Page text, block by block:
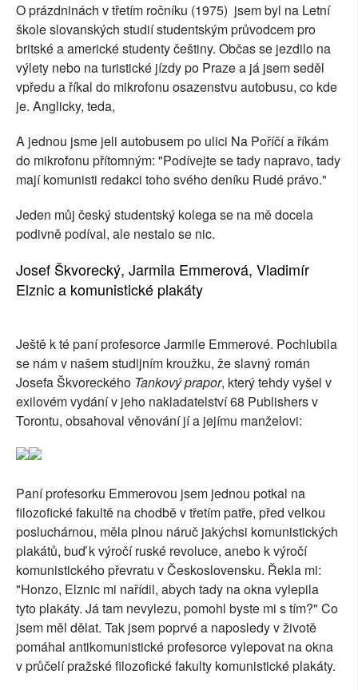
O prázdninách v třetím ročníku (1975) jsem byl na Letní
škole slovanských studií studentským průvodcem pro
britské a americké studenty češtiny. Občas se jezdilo na
výlety nebo na turistické jízdy po Praze a já jsem seděl
vpředu a říkal do mikrofonu osazenstvu autobusu, co kde
je. Anglicky, teda,
A jednou jsme jeli autobusem po ulici Na Poříčí a říkám
do mikrofonu přítomným: "Podívejte se tady napravo, tady
mají komunisti redakci toho svého deníku Rudé právo."
Jeden můj český studentský kolega se na mě docela
podivně podíval, ale nestalo se nic.
Josef Škvorecký, Jarmila Emmerová, Vladimír
Elznic a komunistické plakáty
Ještě k té paní profesorce Jarmile Emmerové. Pochlubila
se nám v našem studijním kroužku, že slavný román
Josefa Škvoreckého Tankový prapor, který tehdy vyšel v
exilovém vydání v jeho nakladatelství 68 Publishers v
Torontu, obsahoval věnování jí a jejímu manželovi:
Paní profesorku Emmerovou jsem jednou potkal na
filozofické fakultě na chodbě v třetím patře, před velkou
posluchárnou, měla plnou náruč jakýchsi komunistických
plakátů, buď k výročí ruské revoluce, anebo k výročí
komunistického převratu v Československu. Řekla mi:
"Honzo, Elznic mi nařídil, abych tady na okna vylepila
tyto plakáty. Já tam nevylezu, pomohl byste mi s tím?" Co
jsem měl dělat. Tak jsem poprvé a naposledy v životě
pomáhal antikomunistické profesorce vylepovat na okna
v průčelí pražské filozofické fakulty komunistické plakáty.